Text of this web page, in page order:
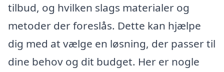
tilbud, og hvilken slags materialer og
metoder der foreslås. Dette kan hjælpe
dig med at vælge en løsning, der passer til
dine behov og dit budget. Her er nogle